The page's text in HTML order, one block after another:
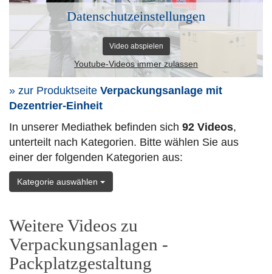
Datenschutzeinstellungen
Video abspielen
Youtube-Videos immer zulassen
» zur Produktseite Verpackungsanlage mit
Dezentrier-Einheit
In unserer Mediathek befinden sich 92 Videos,
unterteilt nach Kategorien. Bitte wählen Sie aus
einer der folgenden Kategorien aus:
Kategorie auswählen
Weitere Videos zu
Verpackungsanlagen -
Packplatzgestaltung